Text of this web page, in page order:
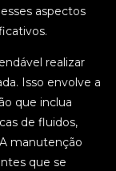
aspectos
realizar
Isso envolve a
que inclua
de fluidos,
manutenção
que se